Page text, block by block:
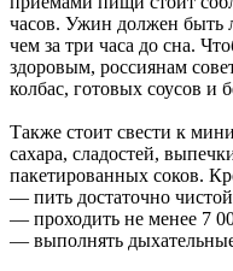
часов. Ужин должен быть
чем за три часа до сна.
здоровым, россиянам
колбас, готовых соусов и
Также стоит свести к
сахара, сладостей,
пакетированных соков.
— пить достаточно
— проходить не менее 7
— выполнять